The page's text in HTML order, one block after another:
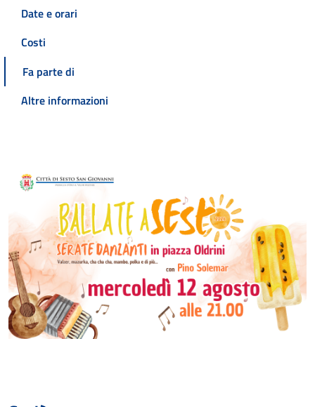
Date e orari
Costi
Fa parte di
Altre informazioni